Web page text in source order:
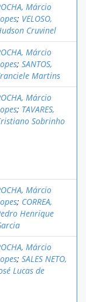
Márcio
; VELOSO,
Cruvinel
Márcio
; SANTOS,
Martins
Márcio
; TAVARES,
Sobrinho
Márcio
; CORREA,
Henrique
Márcio
; SALES NETO,
Lucas de